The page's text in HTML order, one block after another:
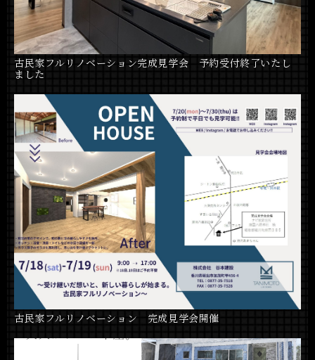
古民家フルリノベーション完成見学会 予約受付終了いたし
ました
古民家フルリノベーション 完成見学会開催